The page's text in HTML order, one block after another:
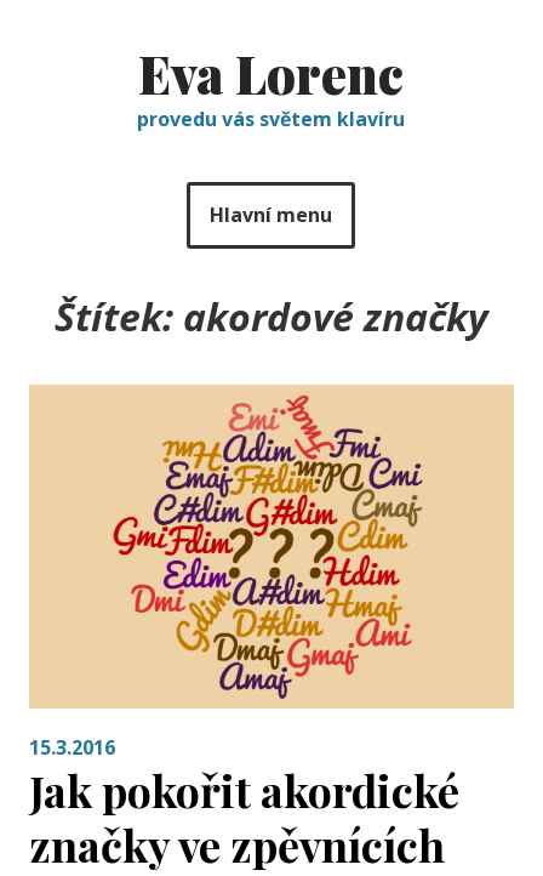
Eva Lorenc
provedu vás světem klavíru
Hlavní menu
Štítek: akordové značky
15.3.2016
Jak pokořit akordické
značky ve zpěvnících